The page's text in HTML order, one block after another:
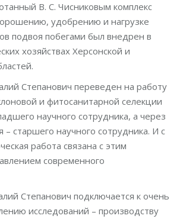
В. С. Чисниковым комплекс
удобрению и нагрузке
подвоя побегами был внедрен в
хозяйствах Херсонской и
Степанович переведен на работу
и фитосанитарной селекции
научного сотрудника, а через
– старшего научного сотрудника. И с
работа связана с этим
современного
Степанович подключается к очень
исследований – производству